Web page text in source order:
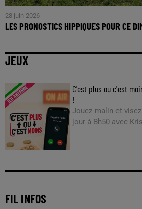
28 juin 2026
LES PRONOSTICS HIPPIQUES POUR CE
JEUX
C'est plus ou c'est
!
Jouez malin et
jour à 8h50 avec
FIL INFOS